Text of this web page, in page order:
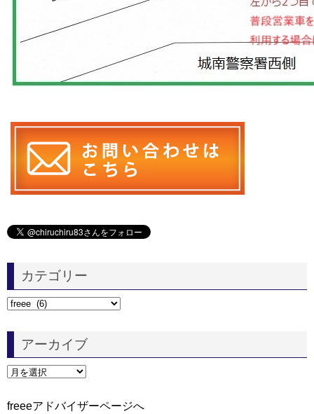
カテゴリー
カ
ゴ
ー
アーカイブ
ア
カ
freeeアドバイザーページへ